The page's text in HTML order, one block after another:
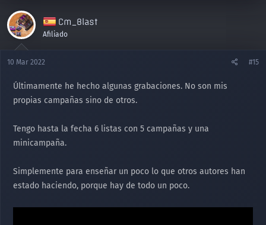
c
c
i
o
e
:
Cm_Blast
Afiliado
10 Mar 2022 #15
Últimamente he hecho algunas grabaciones. No son mis
propias campañas sino de otros.
Tengo hasta la fecha 6 listas con 5 campañas y una
minicampaña.
Simplemente para enseñar un poco lo que otros autores han
estado haciendo, porque hay de todo un poco.